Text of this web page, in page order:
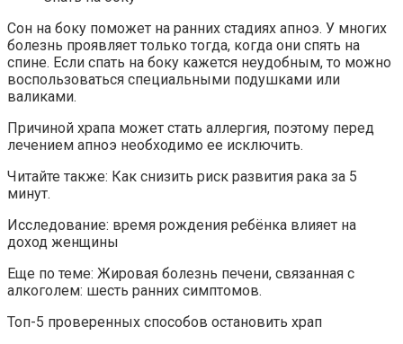
Сон на боку поможет на ранних стадиях апноэ. У многих
болезнь проявляет только тогда, когда они спять на
спине. Если спать на боку кажется неудобным, то можно
воспользоваться специальными подушками или
валиками.
Причиной храпа может стать аллергия, поэтому перед
лечением апноэ необходимо ее исключить.
Читайте также: Как снизить риск развития рака за 5
минут.
Исследование: время рождения ребёнка влияет на
доход женщины
Еще по теме: Жировая болезнь печени, связанная с
алкоголем: шесть ранних симптомов.
Топ-5 проверенных способов остановить храп